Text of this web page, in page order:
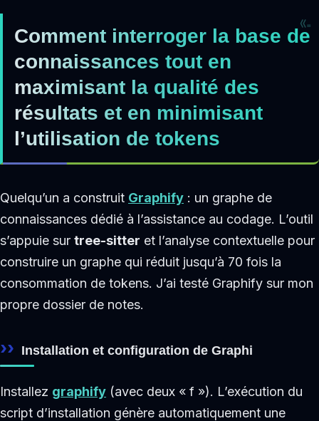
Comment interroger la base de
connaissances tout en
maximisant la qualité des
résultats et en minimisant
l’utilisation de tokens
Quelqu’un a construit Graphify : un graphe de
connaissances dédié à l’assistance au codage. L’outil
s’appuie sur tree-sitter et l’analyse contextuelle pour
construire un graphe qui réduit jusqu’à 70 fois la
consommation de tokens. J’ai testé Graphify sur mon
propre dossier de notes.
Installation et configuration de Graphi
Installez graphify (avec deux « f »). L’exécution du
script d’installation génère automatiquement une